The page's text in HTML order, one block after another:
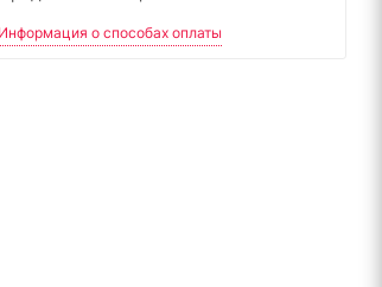
Информация о способах оплаты